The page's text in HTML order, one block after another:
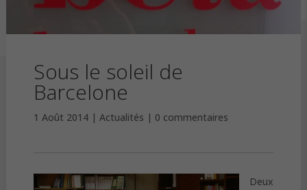
Sous le soleil de
Barcelone
1 Août 2014 Actualités 0 commentaires
Deux